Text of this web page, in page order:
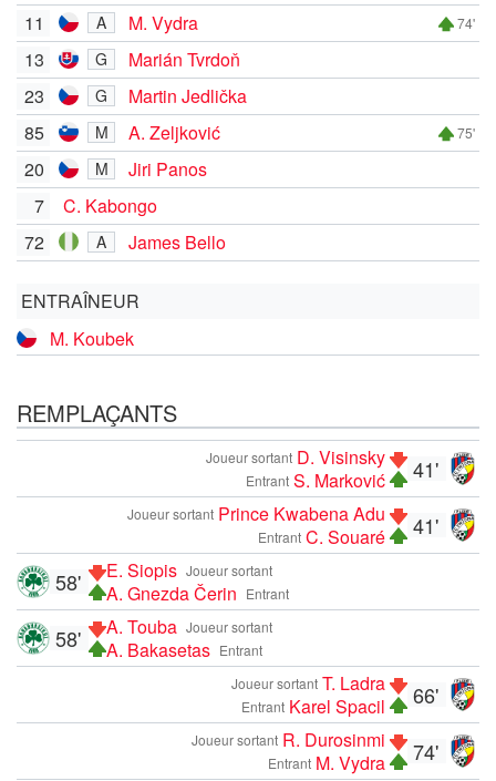
11 A M. Vydra 74'
13 G
Marián Tvrdoň
23
G
Martin Jedlička
85
M A. Zeljković 75'
20 M
Jiri Panos
7
C. Kabongo
72
A James Bello
ENTRAÎNEUR
M. Koubek
REMPLAÇANTS
41'
Joueur sortant D. Visinsky
Entrant S. Marković
41'
Joueur sortant Prince Kwabena Adu
Entrant C. Souaré
Joueur sortant
E. Siopis
Entrant
A. Gnezda Čerin
58'
Joueur sortant
A. Touba
Entrant
A. Bakasetas
58'
66'
Joueur sortant T. Ladra
Entrant Karel Spacil
74'
Joueur sortant R. Durosinmi
Entrant M. Vydra